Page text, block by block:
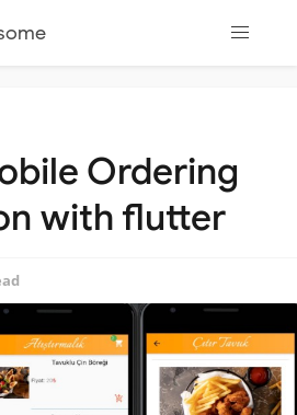
Ordering
with flutter